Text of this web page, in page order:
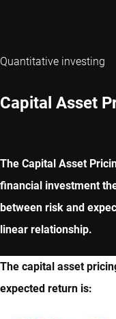
Quantitative investing
Capital Asset
The Capital Asset
financial investment
between risk and
linear relationship.
The capital asset
expected return is: